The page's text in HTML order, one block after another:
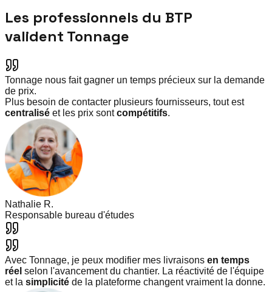
Les professionnels du BTP
valident Tonnage
Tonnage nous fait gagner un temps précieux sur la demande
de prix.
Plus besoin de contacter plusieurs fournisseurs, tout est
centralisé et les prix sontcompétitifs.
Nathalie R.
Responsable bureau d'études
Avec Tonnage, je peux modifier mes livraisons en temps
réel selon l'avancement du chantier. La réactivité de l'équipe
et la simplicité de la plateforme changent vraiment la donne.